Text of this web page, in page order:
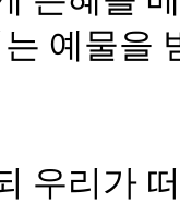
예물을
우리가